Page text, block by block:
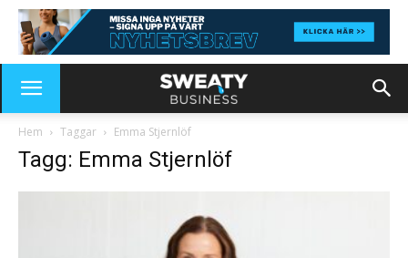
Hem Taggar Emma Stjernlöf
Tagg: Emma Stjernlöf